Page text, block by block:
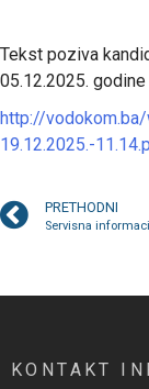
Tekst poziva
05.12.2025.
http://
19.12.2025.-
PRETHODNI
Servisna
KONTAKT